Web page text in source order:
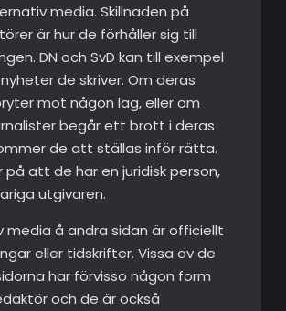
media. Skillnaden på
är hur de förhåller sig till
DN och SvD kan till exempel
de skriver. Om deras
mot någon lag, eller om
begår ett brott i deras
de att ställas inför rätta.
på att de har en juridisk person,
utgivaren.
media å andra sidan är officiellt
eller tidskrifter. Vissa av de
har förvisso någon form
och de är också